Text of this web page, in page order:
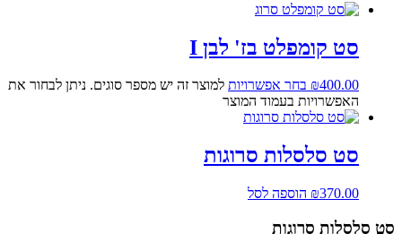
סט קומפלט בז' לבן I
₪400.00 בחר אפשרויות למוצר זה יש מספר סוגים. ניתן לבחור את
האפשרויות בעמוד המוצר
סט סלסלות סרוגות
₪370.00 הוספה לסל
סרוגות